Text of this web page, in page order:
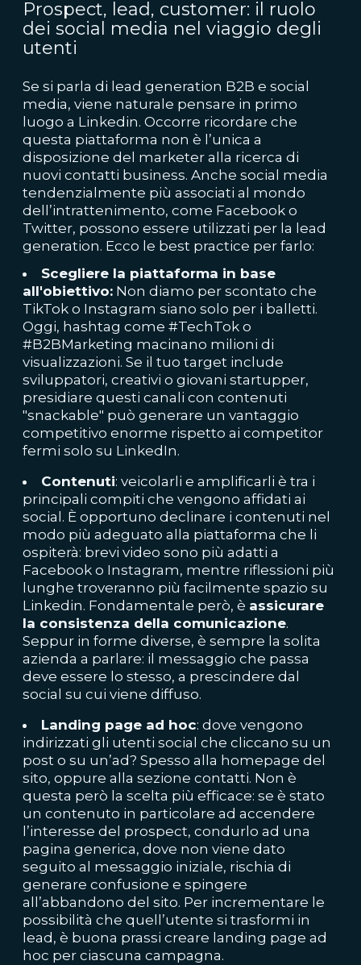
Prospect, lead, customer: il ruolo
dei social media nel viaggio degli
utenti
Se si parla di lead generation B2B e social
media, viene naturale pensare in primo
luogo a Linkedin. Occorre ricordare che
questa piattaforma non è l’unica a
disposizione del marketer alla ricerca di
nuovi contatti business. Anche social media
tendenzialmente più associati al mondo
dell’intrattenimento, come Facebook o
Twitter, possono essere utilizzati per la lead
generation. Ecco le best practice per farlo:
Scegliere la piattaforma in base
all'obiettivo: Non diamo per scontato che
TikTok o Instagram siano solo per i balletti.
Oggi, hashtag come #TechTok o
#B2BMarketing macinano milioni di
visualizzazioni. Se il tuo target include
sviluppatori, creativi o giovani startupper,
presidiare questi canali con contenuti
"snackable" può generare un vantaggio
competitivo enorme rispetto ai competitor
fermi solo su LinkedIn.
Contenuti: veicolarli e amplificarli è tra i
principali compiti che vengono affidati ai
social. È opportuno declinare i contenuti nel
modo più adeguato alla piattaforma che li
ospiterà: brevi video sono più adatti a
Facebook o Instagram, mentre riflessioni più
lunghe troveranno più facilmente spazio su
Linkedin. Fondamentale però, è assicurare
la consistenza della comunicazione.
Seppur in forme diverse, è sempre la solita
azienda a parlare: il messaggio che passa
deve essere lo stesso, a prescindere dal
social su cui viene diffuso.
Landing page ad hoc: dove vengono
indirizzati gli utenti social che cliccano su un
post o su un’ad? Spesso alla homepage del
sito, oppure alla sezione contatti. Non è
questa però la scelta più efficace: se è stato
un contenuto in particolare ad accendere
l’interesse del prospect, condurlo ad una
pagina generica, dove non viene dato
seguito al messaggio iniziale, rischia di
generare confusione e spingere
all’abbandono del sito. Per incrementare le
possibilità che quell’utente si trasformi in
lead, è buona prassi creare landing page ad
hoc per ciascuna campagna.